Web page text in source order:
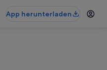
App herunterladen